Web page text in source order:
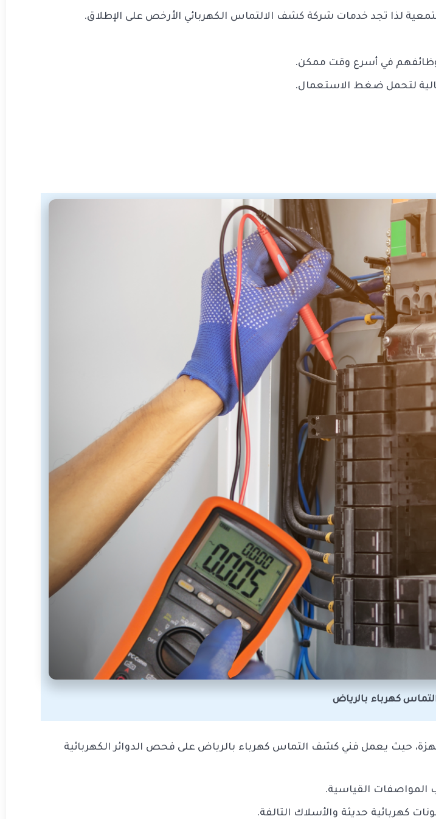
لذا تجد خدمات شركة كشف الالتماس الكهربائي الأرخص على الإطلاق.
وظائفهم في أسرع وقت ممكن.
لتحمل ضغط الاستعمال.
كهرباء بالرياض
حيث يعمل فني كشف التماس كهرباء بالرياض على فحص الدوائر الكهربائية
المواصفات القياسية.
كهربائية حديثة والأسلاك التالفة.